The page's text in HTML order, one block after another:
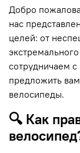
Добро
нас
целей: от
сотрудничаем
предложить
велосипеды.
🔍 Как